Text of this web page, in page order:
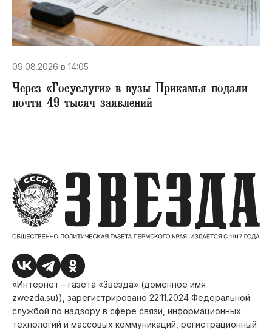
09.08.2026 в 14:05
Через «Госуслуги» в вузы Прикамья подали
почти 49 тысяч заявлений
«Интернет – газета «Звезда» (доменное имя
zwezda.su)), зарегистрировано 22.11.2024 Федеральной
службой по надзору в сфере связи, информационных
технологий и массовых коммуникаций, регистрационный